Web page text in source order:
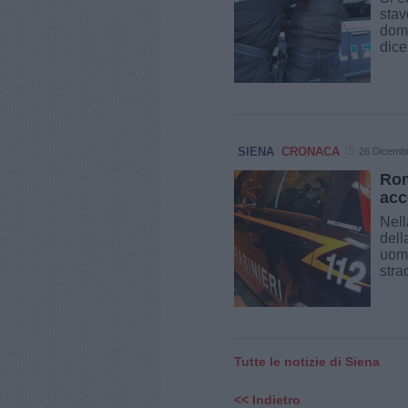
SIENA CRONACA 26
Tutte le notizie di Siena
<< Indietro